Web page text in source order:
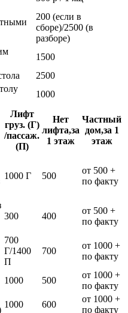
200 (если в
сборе)/2500 (в
разборе)
1500
2500
1000
Лифт
груз. (Г)
/пассаж.
(П)
Нет
лифта,за
1 этаж
Частный
дом,за 1
этаж
1000 Г 500
от 500 +
по факту
300 400
от 500 +
по факту
700
Г/1400
П
700
от 1000 +
по факту
1000 500
от 1000 +
по факту
1000 600
от 1000 +
по факту